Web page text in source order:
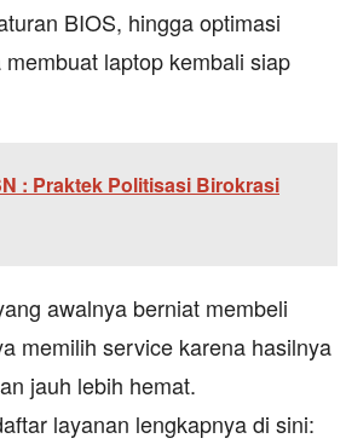
BIOS, hingga optimasi
laptop kembali siap
: Praktek Politisasi Birokrasi
awalnya berniat membeli
memilih service karena hasilnya
jauh lebih hemat.
layanan lengkapnya di sini: